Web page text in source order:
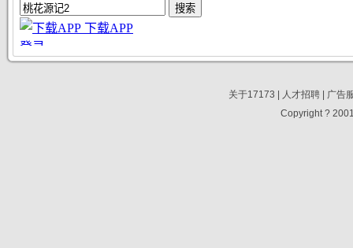
关于17173 人才招聘|
广告
Copyright ?